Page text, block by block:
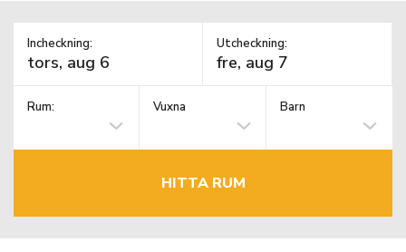
Incheckning: Utcheckning:
Rum: Vuxna Barn
HITTA RUM